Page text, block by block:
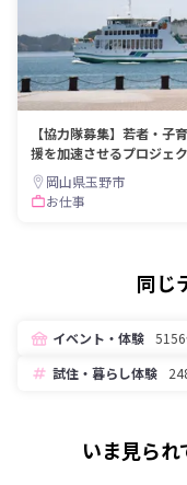
【協力隊募集】若者・子
援を加速させるプロジェ
岡山県玉野市
お仕事
同じ
イベント・体験
試住・暮らし体験
いま見ら